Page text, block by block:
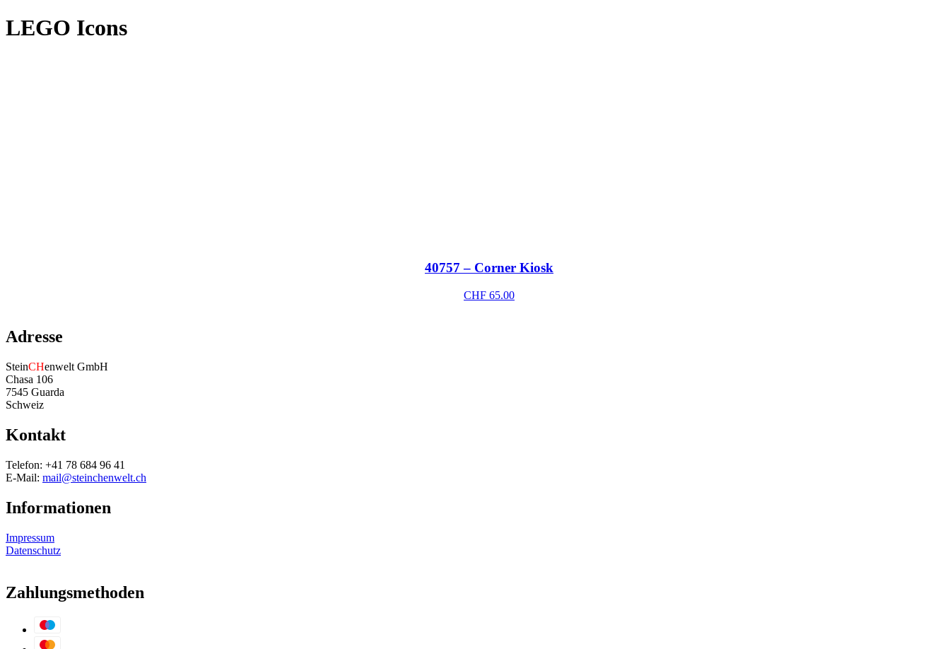
LEGO Icons
40757 – Corner Kiosk
CHF 65.00
Adresse
SteinCHenwelt GmbH
Chasa 106
7545 Guarda
Schweiz
Kontakt
Telefon: +41 78 684 96 41
E-Mail: mail@steinchenwelt.ch
Informationen
Impressum
Datenschutz
Zahlungsmethoden